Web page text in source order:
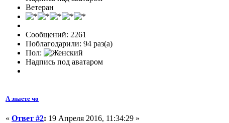
Ветеран
Сообщений: 2261
Поблагодарили: 94 раз(а)
Пол:
Надпись под аватаром
А знаете чо
« Ответ #2: 19 Апреля 2016, 11:34:29 »